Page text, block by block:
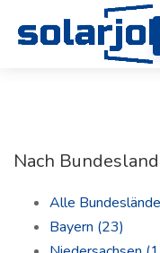
Zum Inhalt springen
Nach Bundesland
Alle
Bayern (23)